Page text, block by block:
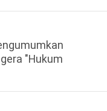
"Hukum